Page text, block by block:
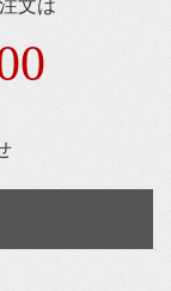
文は